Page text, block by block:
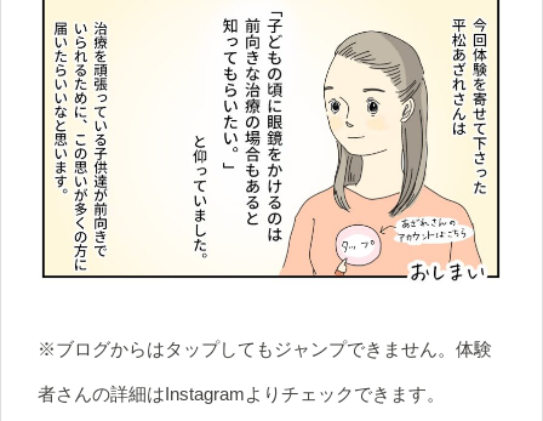
※ブログからはタップしてもジャンプできません。体験
者さんの詳細はInstagramよりチェックできます。